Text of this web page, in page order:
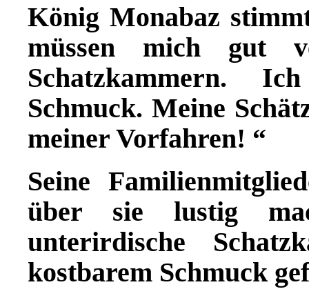
König Monabaz
müssen mich gut
Schatzkammern.
Schmuck. Meine
meiner Vorfahren! “
Seine
über sie lustig
unterirdische
kostbarem Schmuck